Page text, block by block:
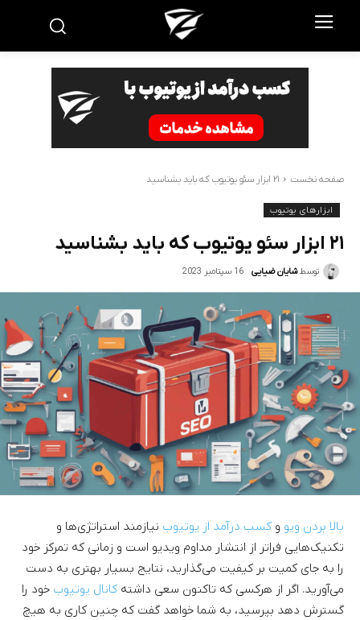
صفحه نخست ۲۱ ابزار سئو یوتیوب که باید بشناسید
ابزارهای یوتیوب
۲۱ ابزار سئو یوتیوب که باید بشناسید
توسط شایان ضیایی 16 سپتامبر 2023
بالا بردن ویو و کسب درآمد از یوتیوب نیازمند استراتژی‌ها و
تکنیک‌هایی فراتر از انتشار مداوم ویدیو است و زمانی که تمرکز خود
را به جای کمیت بر کیفیت می‌گذارید، نتایج بسیار بهتری به دست
می‌آورید. اگر از هرکسی که تاکنون سعی داشته کانال یوتیوب خود را
گسترش دهد بپرسید، به شما خواهد گفت که چنین کاری به هیچ